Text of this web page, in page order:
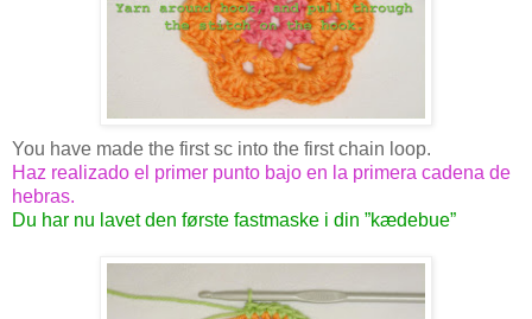
You have made the first sc into the first chain loop.
Haz realizado el primer punto bajo en la primera cadena de
hebras.
Du har nu lavet den første fastmaske i din ”kædebue”